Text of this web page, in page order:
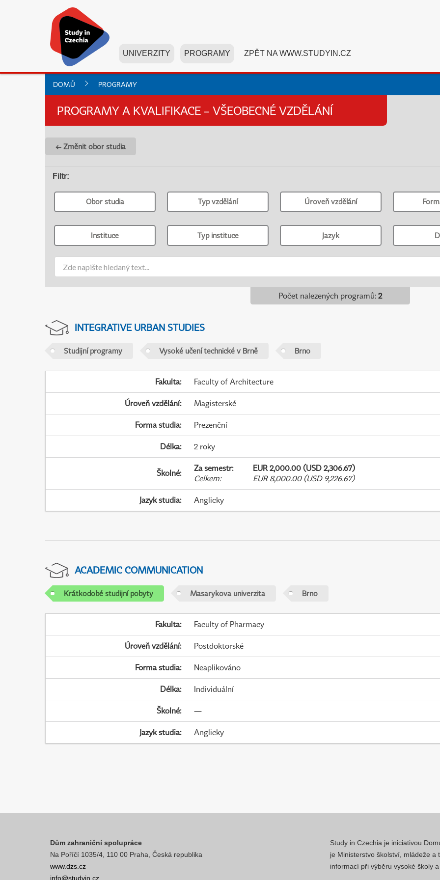
UNIVERZITY PROGRAMY ZPĚT NA WWW.STUDYIN.CZ
DOMŮ PROGRAMY
PROGRAMY A KVALIFIKACE – VŠEOBECNÉ VZDĚLÁNÍ
← Změnit obor studia
Filtr:
Obor studia Typ vzdělání Úroveň vzdělání
Instituce Typ instituce Jazyk
Počet nalezených programů: 2
INTEGRATIVE URBAN STUDIES
Studijní programy Vysoké učení technické v Brně Brno
Fakulta: Faculty of Architecture
Úroveň vzdělání: Magisterské
Forma studia: Prezenční
Délka: 2 roky
Školné: Za semestr:
EUR 2,000.00 (USD 2,306.67)
Celkem: EUR 8,000.00 (USD 9,226.67)
Jazyk studia: Anglicky
ACADEMIC COMMUNICATION
Krátkodobé studijní pobyty Masarykova univerzita Brno
Fakulta: Faculty of Pharmacy
Úroveň vzdělání: Postdoktorské
Forma studia: Neaplikováno
Délka: Individuální
Školné: —
Jazyk studia: Anglicky
Dům zahraniční spolupráce
Na Poříčí 1035/4, 110 00 Praha, Česká republika
www.dzs.cz
info@studyin.cz
Study in Czechia je iniciativou
je Ministerstvo školství, mládeže a
informací při výběru vysoké školy